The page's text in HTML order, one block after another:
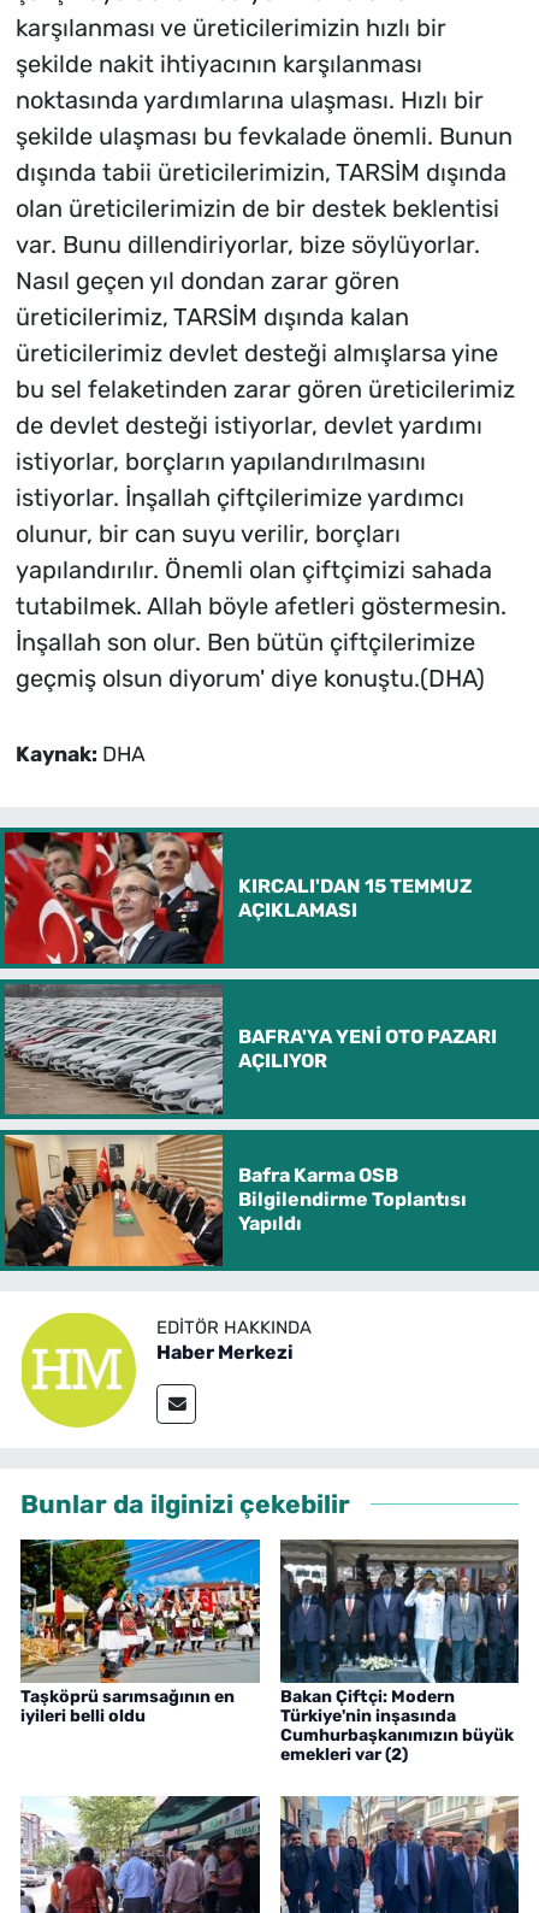
karşılanması ve üreticilerimizin hızlı bir
şekilde nakit ihtiyacının karşılanması
noktasında yardımlarına ulaşması. Hızlı bir
şekilde ulaşması bu fevkalade önemli. Bunun
dışında tabii üreticilerimizin, TARSİM dışında
olan üreticilerimizin de bir destek beklentisi
var. Bunu dillendiriyorlar, bize söylüyorlar.
Nasıl geçen yıl dondan zarar gören
üreticilerimiz, TARSİM dışında kalan
üreticilerimiz devlet desteği almışlarsa yine
bu sel felaketinden zarar gören üreticilerimiz
de devlet desteği istiyorlar, devlet yardımı
istiyorlar, borçların yapılandırılmasını
istiyorlar. İnşallah çiftçilerimize yardımcı
olunur, bir can suyu verilir, borçları
yapılandırılır. Önemli olan çiftçimizi sahada
tutabilmek. Allah böyle afetleri göstermesin.
İnşallah son olur. Ben bütün çiftçilerimize
geçmiş olsun diyorum' diye konuştu.(DHA)
Kaynak: DHA
KIRCALI'DAN 15 TEMMUZ
AÇIKLAMASI
BAFRA'YA YENİ OTO PAZARI
AÇILIYOR
Bafra Karma OSB
Bilgilendirme Toplantısı
Yapıldı
EDITÖR HAKKINDA
Haber Merkezi
Bunlar da ilginizi çekebilir
Taşköprü sarımsağının en
iyileri belli oldu
Bakan Çiftçi: Modern
Türkiye'nin inşasında
Cumhurbaşkanımızın büyük
emekleri var (2)